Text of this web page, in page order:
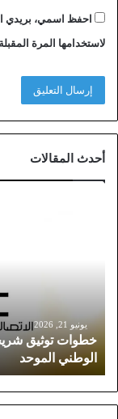
احفظ اسمي، بريدي
لاستخدامها المرة
أحدث المقالات
و
ش
ر
يونيو 21, 2026
الوطني الموحد